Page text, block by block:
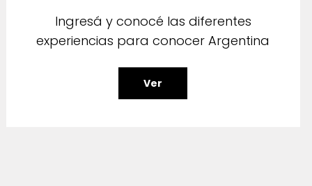
Ingresá y conocé las diferentes
experiencias para conocer Argentina
Ver